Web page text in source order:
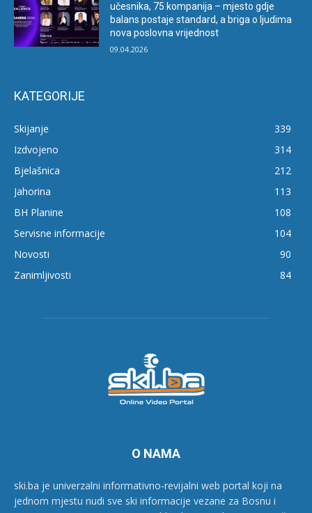
učesnika, 75 kompanija – mjesto gdje
balans postaje standard, a briga o ljudima
nova poslovna vrijednost
09.04.2026
KATEGORIJE
Skijanje
339
Izdvojeno
314
Bjelašnica
212
Jahorina
113
BH Planine
108
Servisne informacije
104
Novosti
90
Zanimljivosti
84
O NAMA
ski.ba je univerzalni informativno-revijalni web portal koji na
jednom mjestu nudi sve ski informacije vezane za Bosnu i